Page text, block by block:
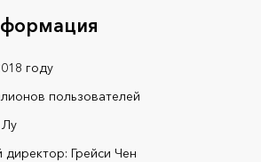
году
пользователей
Грейси Чен